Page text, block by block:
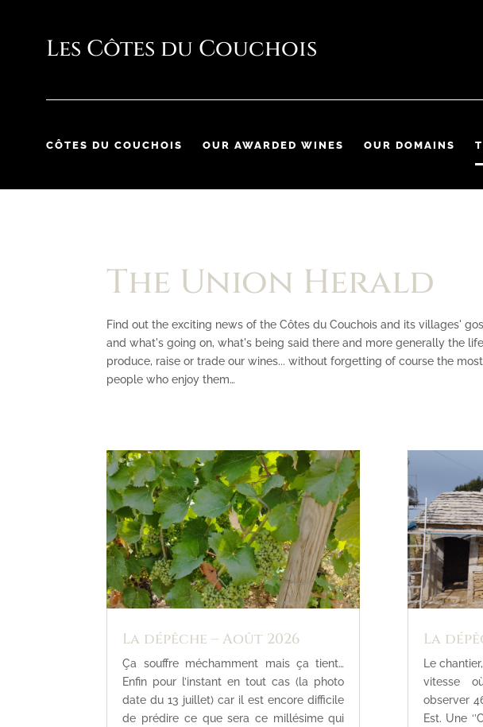
CÔTES DU COUCHOIS OUR AWARDED WINES OUR DOMAINS
The Union Herald
Find out the exciting news of the Côtes du Couchois and its villages'
and what's going on, what's being said there and more generally the
produce, raise or trade our wines... without forgetting of course the
people who enjoy them…
La dépêche – Août 2026
Ça souffre méchamment mais ça tient…
Enfin pour l’instant en tout cas (la photo
date du 13 juillet) car il est encore difficile
de prédire ce que sera ce millésime qui
La
Le
vitesse
observer
Est. Une